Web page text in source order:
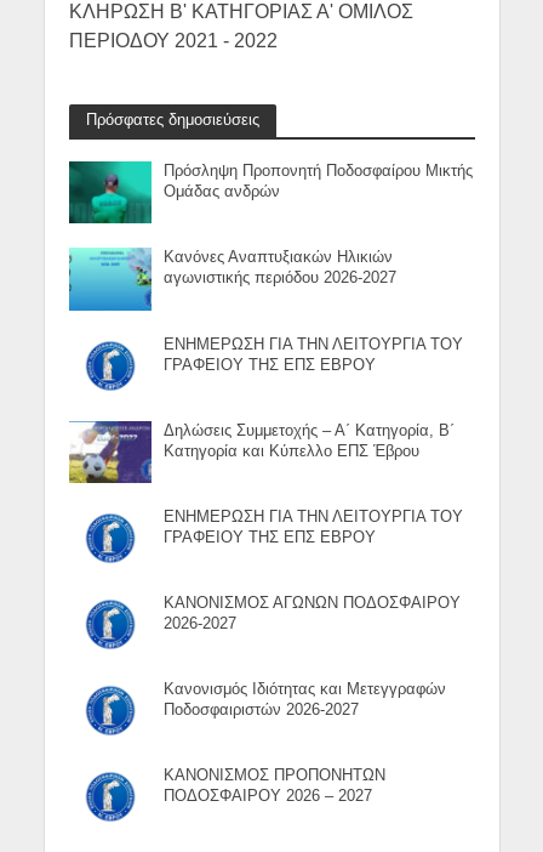
ΚΛΗΡΩΣΗ Β' ΚΑΤΗΓΟΡΙΑΣ Α' ΟΜΙΛΟΣ
ΠΕΡΙΟΔΟΥ 2021 - 2022
Πρόσφατες δημοσιεύσεις
Πρόσληψη Προπονητή Ποδοσφαίρου Μικτής
Ομάδας ανδρών
Κανόνες Αναπτυξιακών Ηλικιών
αγωνιστικής περιόδου 2026-2027
ΕΝΗΜΕΡΩΣΗ ΓΙΑ ΤΗΝ ΛΕΙΤΟΥΡΓΙΑ ΤΟΥ
ΓΡΑΦΕΙΟΥ ΤΗΣ ΕΠΣ ΕΒΡΟΥ
Δηλώσεις Συμμετοχής – Α΄ Κατηγορία, Β΄
Κατηγορία και Κύπελλο ΕΠΣ Έβρου
ΕΝΗΜΕΡΩΣΗ ΓΙΑ ΤΗΝ ΛΕΙΤΟΥΡΓΙΑ ΤΟΥ
ΓΡΑΦΕΙΟΥ ΤΗΣ ΕΠΣ ΕΒΡΟΥ
ΚΑΝΟΝΙΣΜΟΣ ΑΓΩΝΩΝ ΠΟΔΟΣΦΑΙΡΟΥ
2026-2027
Κανονισμός Ιδιότητας και Μετεγγραφών
Ποδοσφαιριστών 2026-2027
ΚΑΝΟΝΙΣΜΟΣ ΠΡΟΠΟΝΗΤΩΝ
ΠΟΔΟΣΦΑΙΡΟΥ 2026 – 2027